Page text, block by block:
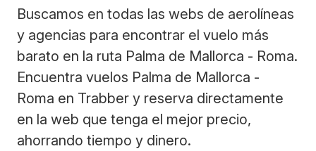
Buscamos en todas las webs de aerolíneas
y agencias para encontrar el vuelo más
barato en la ruta Palma de Mallorca - Roma.
Encuentra vuelos Palma de Mallorca -
Roma en Trabber y reserva directamente
en la web que tenga el mejor precio,
ahorrando tiempo y dinero.